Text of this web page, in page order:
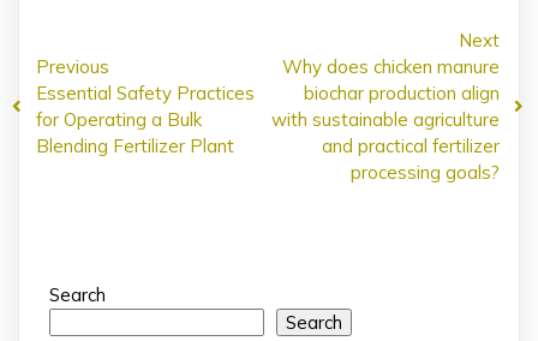
Previous
Essential Safety Practices
for Operating a Bulk
Blending Fertilizer Plant
Next
Why does chicken manure
biochar production align
with sustainable agriculture
and practical fertilizer
processing goals?
Search
Search